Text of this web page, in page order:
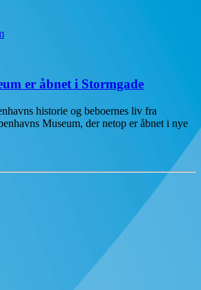
er åbnet i Stormgade
historie og beboernes liv fra
Museum, der netop er åbnet i nye